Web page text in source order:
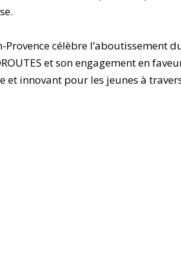
célèbre l’aboutissement
et son engagement en
innovant pour les jeunes à